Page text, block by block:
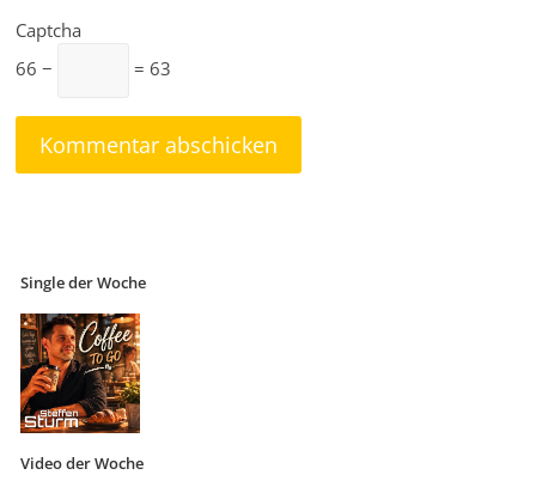
Captcha
66 −
= 63
Single der Woche
Video der Woche